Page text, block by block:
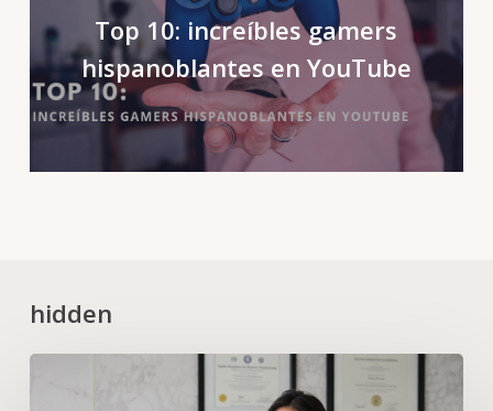
Top 10: increíbles gamers
hispanoblantes en YouTube
hidden